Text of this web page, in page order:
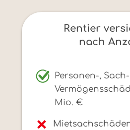
Rentier
nach
Personen-,
Mio. €